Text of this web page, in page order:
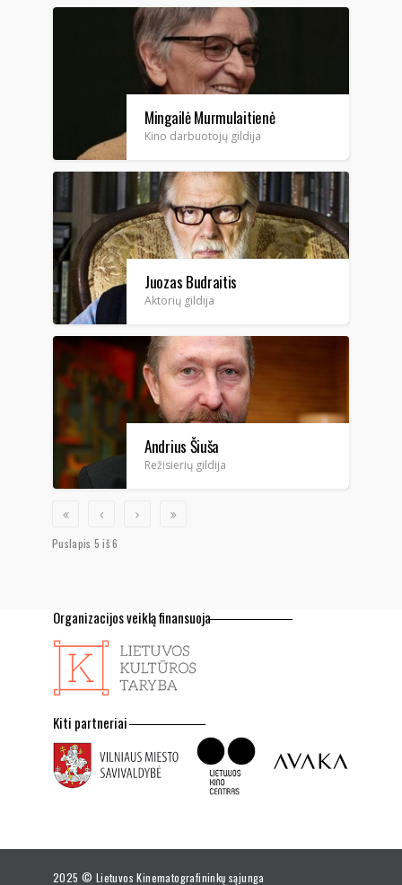
Mingailė Murmulaitienė
Kino darbuotojų gildija
Juozas Budraitis
Aktorių gildija
Andrius Šiuša
Režisierių gildija
Puslapis 5 iš 6
Organizacijos veiklą finansuoja
Kiti partneriai
2025 © Lietuvos Kinematografininkų sąjunga